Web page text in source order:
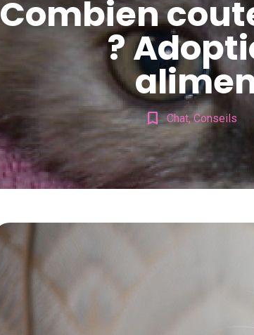
Combien
?
bookmark_border Chat, Conseils